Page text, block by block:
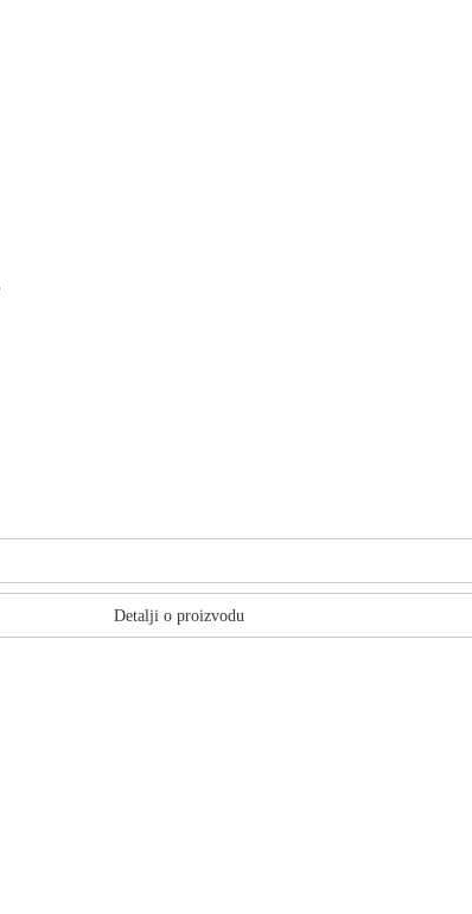
Detalji o proizvodu